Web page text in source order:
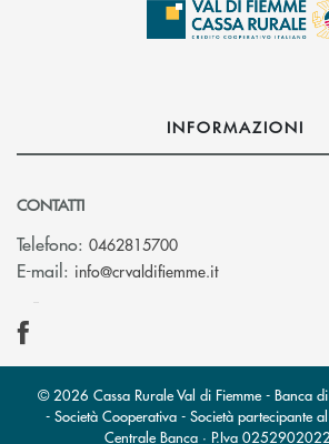
INFORMAZIONI
CONTATTI
Telefono: 0462815700
E-mail: info@crvaldifiemme.it(si apre l’app
© 2026 Cassa Rurale Val di Fiemme - Banca
- Società Cooperativa - Società partecipante
Centrale Banca · P.Iva